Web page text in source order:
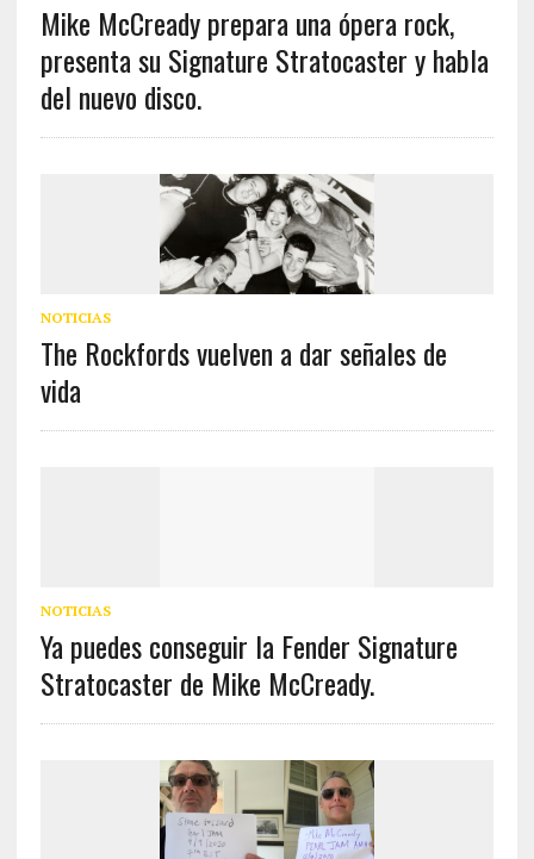
Mike McCready prepara una ópera rock,
presenta su Signature Stratocaster y habla
del nuevo disco.
NOTICIAS
The Rockfords vuelven a dar señales de
vida
NOTICIAS
Ya puedes conseguir la Fender Signature
Stratocaster de Mike McCready.